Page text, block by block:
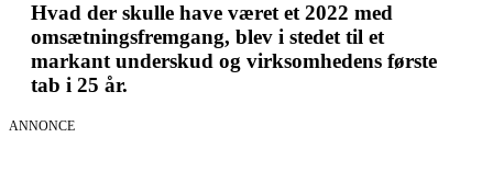
Hvad der skulle have været et 2022 med
omsætningsfremgang, blev i stedet til et
markant underskud og virksomhedens første
tab i 25 år.
ANNONCE